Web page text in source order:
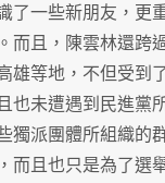
了一些新朋友，更
而且，陳雲林還跨
雄等地，不但受到
也未遭遇到民進黨
獨派團體所組織的
而且也只是為了選